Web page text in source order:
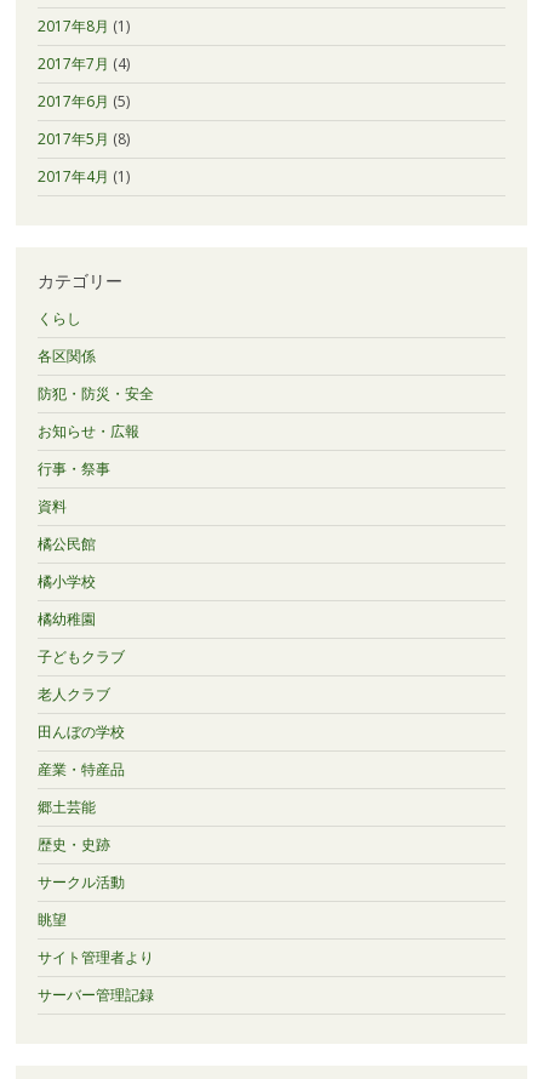
2017年8月 (1)
2017年7月 (4)
2017年6月 (5)
2017年5月 (8)
2017年4月 (1)
カテゴリー
くらし
各区関係
防犯・防災・安全
お知らせ・広報
行事・祭事
資料
橘公民館
橘小学校
橘幼稚園
子どもクラブ
老人クラブ
田んぼの学校
産業・特産品
郷土芸能
歴史・史跡
サークル活動
眺望
サイト管理者より
サーバー管理記録